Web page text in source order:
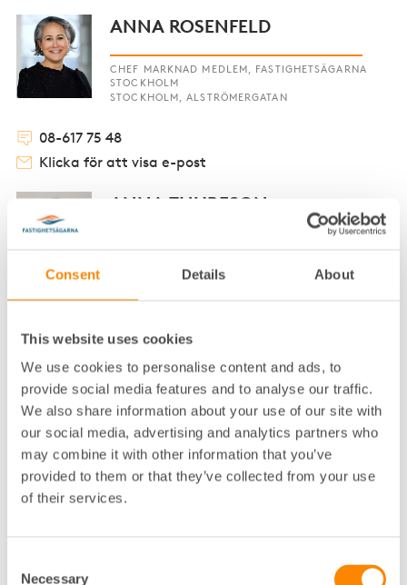
Consent Details About
This website uses cookies
We use cookies to personalise content and ads, to
provide social media features and to analyse our traffic.
We also share information about your use of our site with
our social media, advertising and analytics partners who
may combine it with other information that you’ve
provided to them or that they’ve collected from your use
of their services.
Necessary
ANNA ROSENFELD
CHEF MARKNAD MEDLEM, FASTIGHETSÄGARNA
STOCKHOLM
STOCKHOLM, ALSTRÖMERGATAN
08-617 75 48
Klicka för att visa e-post
ANNA THURESON
STOCKHOLM, DROTTNINGGATAN
Klicka för att visa e-post
ANNA WAXIN
VD FASTIGHETSÄGARNA STOCKHOLM OCH
FASTIGHETSÄGARNA SERVICE STOCKHOLM
STOCKHOLM, ALSTRÖMERGATAN
08-617 75 00